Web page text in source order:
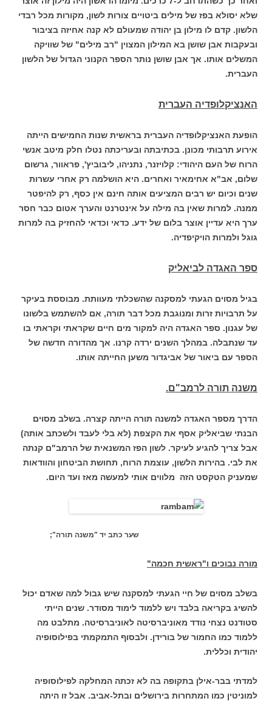
שלא יסולא בפז של מילים ביטויים צורות לשון, מקורות מכל רבדי
הלשון. קדם לו מילון בן יהודה שמעולם לא קנה אחיזה בציבור
ובעקבות אבן שושן בא המילון המצוין "רב מילים" של שוויקה
המשלים אותו. אך אבן שושן נותר הספר הקנוני הגדול של הלשון
העברית.
האנציקלופדיה העברית
הופעת האנציקלופדיה העברית בראשית שנות החמישים הייתה
אירוע תרבותי מכונן. בכתיבתה ובעריכתה נטלו חלק מיטב אנשי
הרוח של העם היהודי: קלויזנר, נתניהו, ליבוביץ', פראוור, גרשום
שלום, אב"א אחימאיר ואחרים. היא הושלמה רק אחרי עשרות
שנים וכיום יש רבים המציעים אותה חינם אין כסף, רק להיפטר
ממנה. למרות שאין בה מילה על אינטרנט והערך אטום כבר חסר
ערך היא עדיין אוצר בלום של ידע. כדאי וכדאי להחזיק בה למרות
גוגל ולמרות הויקיפדיה.
ספר האגדה לביאליק
בגיל מסוים הגעתי למסקנה שהשכלתי מעוותת. מבוססת בעיקר
על תרבויות זרות ומנוגבת מכל דבר תורה, אם להשתמש בלשונו
של עגנון. ספר האגדה היה למקור מים חיים שקראתי וקראתי בו
עד שנתבלה. במהלך השנים ירדה קרנו. אך מהדורה חדשה של
הספר עם ביאור של אביגדור משען החייתה אותו.
משנה תורה לרמב"ם.
הדרך מספר האגדה למשנה תורה הייתה קצרה. בשלב מסוים
הבנתי שביאליק אסף את הקצפת (לא בלי לעבד ולשכתב אותה)
אבל צריך להגיע לעיקר. לשון הפז המשנאית של הרמב"ם קנתה
את לבי. בהירות הלשון, עוצמת הרוח, תחושת הביטחון והוודאות
שמעניק הטקסט הזה מלווים אותי למעשה מאז ועד היום.
שער כתב יד "משנה תורה";
מורה נבוכים ו"ראשית חכמה"
בשלב מסוים של חיי הגעתי למסקנה שיש גבול למה שאדם יכול
להשיג בקריאה בלבד ויש ללמוד לימוד מסודר. שנים הייתי
סטודנט נצחי נודד מאוניברסיטה לאוניברסיטה. מתלבט מה
ללמוד כמו החמור של בורידן. ולבסוף התמקמתי בפילוסופיה
יהודית וכללית.
למדתי בבר-אילן בתקופה בה לא זכתה המחלקה לפילוסופיה
למוניטין כמו המתחרות בירושלים ובתל-אביב. אבל זו היתה